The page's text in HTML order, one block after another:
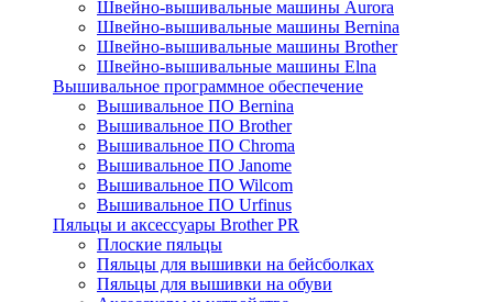
Швейно-вышивальные машины Aurora
Швейно-вышивальные машины Bernina
Швейно-вышивальные машины Brother
Швейно-вышивальные машины Elna
Вышивальное программное обеспечение
Вышивальное ПО Bernina
Вышивальное ПО Brother
Вышивальное ПО Chroma
Вышивальное ПО Janome
Вышивальное ПО Wilcom
Вышивальное ПО Urfinus
Пяльцы и аксессуары Brother PR
Плоские пяльцы
Пяльцы для вышивки на бейсболках
Пяльцы для вышивки на обуви